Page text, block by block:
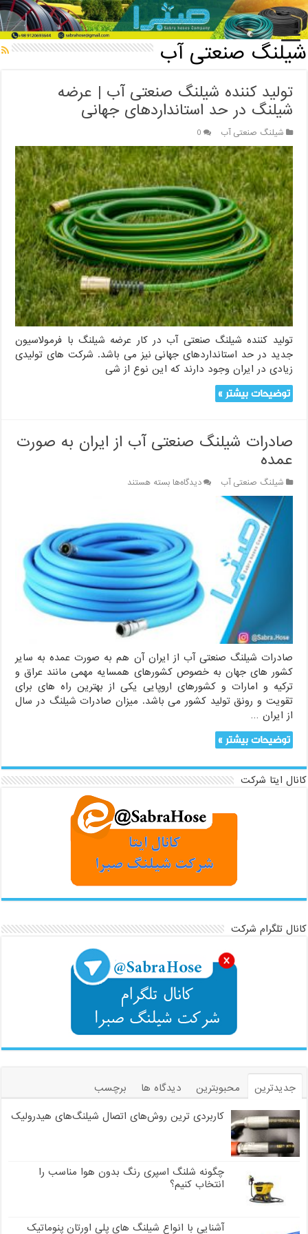
خانه / شیلنگ صنعتی آب
شیلنگ صنعتی آب
تولید کننده شیلنگ صنعتی آب | عرضه
شیلنگ در حد استانداردهای جهانی
شیلنگ صنعتی آب 0
تولید کننده شیلنگ صنعتی آب در کار عرضه شیلنگ با فرمولاسیون
جدید در حد استانداردهای جهانی نیز می باشد. شرکت های تولیدی
زیادی در ایران وجود دارند که این نوع از شی
توضیحات بیشتر »
صادرات شیلنگ صنعتی آب از ایران به صورت
عمده
شیلنگ صنعتی آب دیدگاه‌هابرای
آب
از
ایران
به
صورت
عمده
بسته هستند
صادرات شیلنگ صنعتی آب از ایران آن هم به صورت عمده به سایر
کشور های جهان به خصوص کشورهای همسایه مهمی مانند عراق و
ترکیه و امارات و کشورهای اروپایی یکی از بهترین راه های برای
تقویت و رونق تولید کشور می باشد. میزان صادرات شیلنگ در سال
از ایران …
توضیحات بیشتر »
کانال ایتا شرکت
کانال تلگرام شرکت
جدیدترین محبوبترین دیدگاه ها
برچسب
کاربردی ترین روش‌های اتصال شیلنگ‌های هیدرولیک
چگونه شلنگ اسپری رنگ بدون هوا مناسب را
انتخاب کنیم؟
آشنایی با انواع شیلنگ های پلی اورتان پنوماتیک